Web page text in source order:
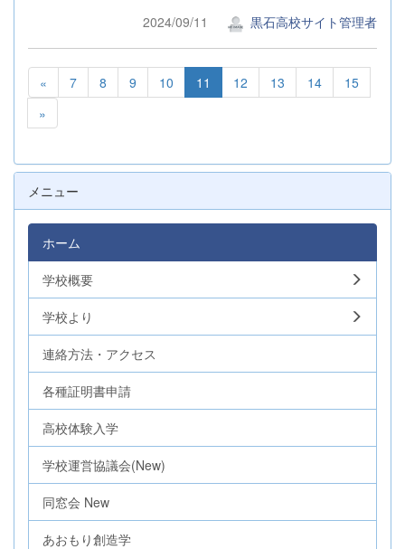
2024/09/11
黒石高校サイト管理者
« 7 8 9 10 11 12 13 14
15
»
メニュー
ホーム
学校概要
学校より
連絡方法・アクセス
各種証明書申請
高校体験入学
学校運営協議会(New)
同窓会 New
あおもり創造学